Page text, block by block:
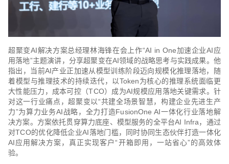
超聚变AI解决方案总经理林海锋在会上作“AI in One加速企业AI应
用落地”主题演讲，分享超聚变在AI领域的战略思考与实践成果。他
指出，当前AI产业正加速从模型训练阶段迈向规模化推理落地，随
着模型与推理技术的持续迭代，以Token为核心的推理系统面临更
大性能压力，成本可控（TCO）成为AI规模应用落地关键需求。针
对这一行业痛点，超聚变以“共建全场景智慧，构建企业先进生产
力”为算力业务AI战略，全力打造FusionOne AI一体化行业落地解
决方案。方案依托贯穿算力底座、模型服务的全平台AI Infra，通过
对TCO的优化降低企业AI落地门槛，同时协同生态伙伴打造一体化
AI应用解决方案，真正实现客户“开箱即用，一站省心”的高效体
验。